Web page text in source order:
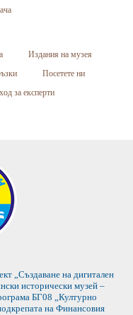
Издания на музея
Посетете ни
за експерти
„Създаване на дигитален
исторически музей –
БГ08 „Културно
на Финансовия